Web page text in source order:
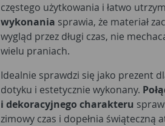
częstego użytkowania i łatwo
wykonania sprawia, że materiał
wygląd przez długi czas, nie
wielu praniach.
Idealnie sprawdzi się jako prezent
dotyku i estetycznie wykonany.
i dekoracyjnego charakteru
zimowy czas i dopełnia świąteczną